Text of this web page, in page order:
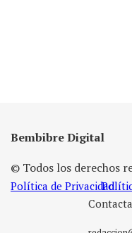
Bembibre Digital
© Todos los derechos
Política de Privacidad